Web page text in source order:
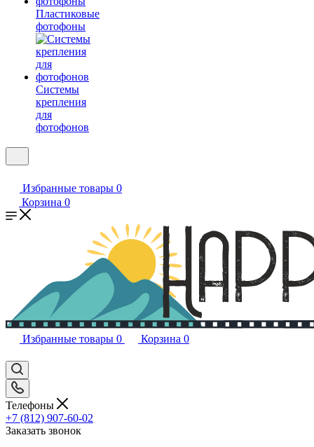
Пластиковые
фотофоны
Системы
крепления
для
фотофонов
Избранные товары 0
Корзина 0
Избранные товары 0 Корзина 0
Телефоны
+7 (812) 907-60-02
Заказать звонок